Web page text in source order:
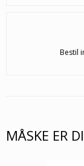
Bestil
MÅSKE ER